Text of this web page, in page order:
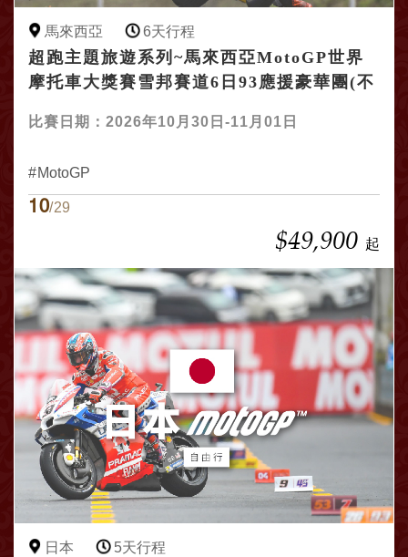
馬來西亞 6天行程
超跑主題旅遊系列~馬來西亞MotoGP世界
摩托車大獎賽雪邦賽道6日93應援豪華團(不
比賽日期：2026年10月30日-11月01日
MotoGP
10/29
$49,900 起
日本 5天行程